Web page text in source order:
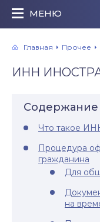
МЕНЮ
Главная Прочее
ИНН
Содержание
Что такое
Процедура
гражданина
Для
на